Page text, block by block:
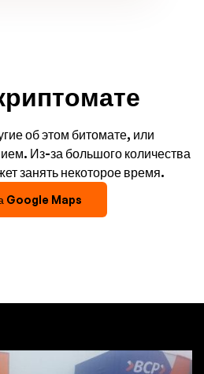
об этом битомате, или
Из-за большого количества
занять некоторое время.
Google Maps